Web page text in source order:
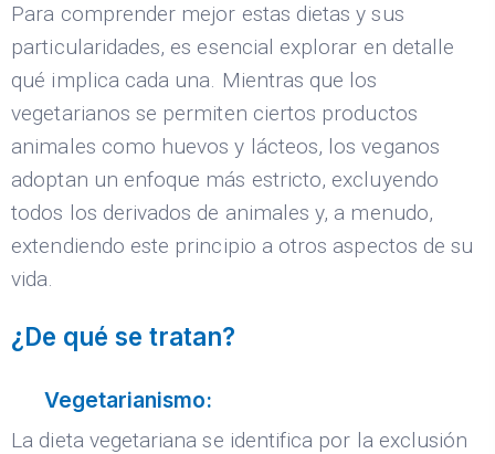
Para comprender mejor estas dietas y sus
particularidades, es esencial explorar en detalle
qué implica cada una. Mientras que los
vegetarianos se permiten ciertos productos
animales como huevos y lácteos, los veganos
adoptan un enfoque más estricto, excluyendo
todos los derivados de animales y, a menudo,
extendiendo este principio a otros aspectos de su
vida.
¿De qué se tratan?
Vegetarianismo:
La dieta vegetariana se identifica por la exclusión